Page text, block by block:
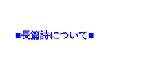
■長篇詩について■